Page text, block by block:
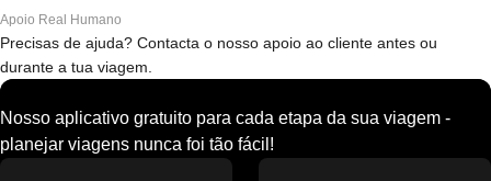
Apoio Real Humano
Precisas de ajuda? Contacta o nosso apoio ao cliente antes ou
durante a tua viagem.
Nosso aplicativo gratuito para cada etapa da sua viagem -
planejar viagens nunca foi tão fácil!